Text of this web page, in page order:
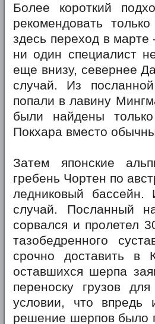
Более короткий
рекомендовать
здесь переход в
ни один специалист
еще внизу, севернее
случай. Из
попали в лавину
были найдены
Покхара вместо
Затем японские
гребень Чортен по
ледниковый
случай. Посланный
сорвался и пролетел
тазобедренного
срочно доставить в
оставшихся шерпа
переноску грузов
условии, что
решение шерпов было